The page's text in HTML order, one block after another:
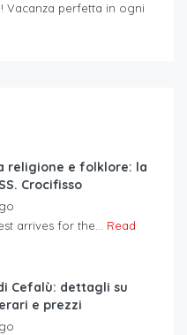
Vacanza perfetta in ogni
religione e folklore: la
Crocifisso
arrives for the... Read
Cefalù: dettagli su
e prezzi